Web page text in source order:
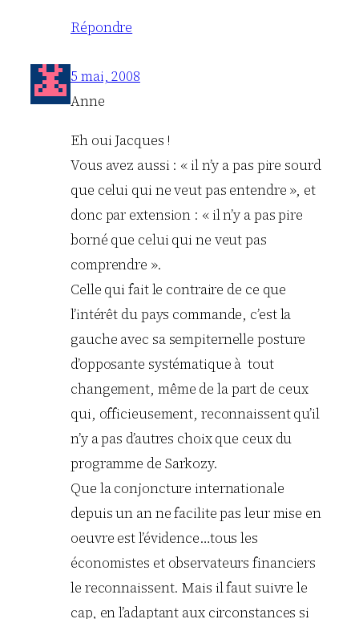
Répondre
5 mai, 2008
Anne
Eh oui Jacques !
Vous avez aussi : « il n’y a pas pire sourd
que celui qui ne veut pas entendre », et
donc par extension : « il n’y a pas pire
borné que celui qui ne veut pas
comprendre ».
Celle qui fait le contraire de ce que
l’intérêt du pays commande, c’est la
gauche avec sa sempiternelle posture
d’opposante systématique à tout
changement, même de la part de ceux
qui, officieusement, reconnaissent qu’il
n’y a pas d’autres choix que ceux du
programme de Sarkozy.
Que la conjoncture internationale
depuis un an ne facilite pas leur mise en
oeuvre est l’évidence…tous les
économistes et observateurs financiers
le reconnaissent. Mais il faut suivre le
cap, en l’adaptant aux circonstances si